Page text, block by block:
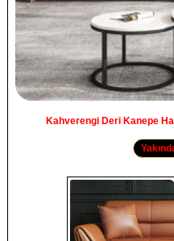
Kahverengi Deri Kanepe